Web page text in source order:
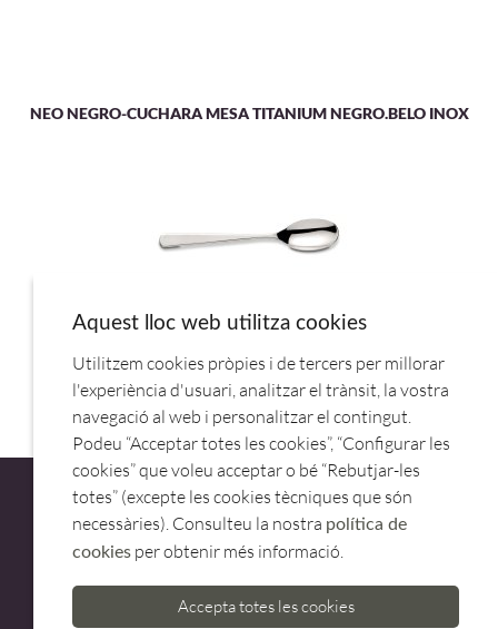
NEO NEGRO-CUCHARA MESA TITANIUM NEGRO.BELO INOX
SLOW- CUCHARA MOKA 3040-26.ETERNUM
ATENCIÓ AL CLIENT
973 500 580
Aquest lloc web utilitza cookies
Utilitzem cookies pròpies i de tercers per millorar
l'experiència d'usuari, analitzar el trànsit, la vostra
navegació al web i personalitzar el contingut.
Podeu “Acceptar totes les cookies”, “Configurar les
cookies” que voleu acceptar o bé “Rebutjar-les
totes” (excepte les cookies tècniques que són
necessàries). Consulteu la nostra política de
cookies per obtenir més informació.
Accepta totes les cookies